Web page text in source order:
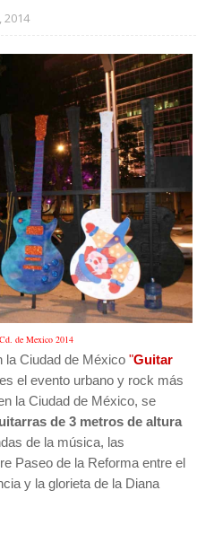
2014
de Mexico 2014
la Ciudad de México "Guitar
es el evento urbano y rock más
la Ciudad de México, se
de 3 metros de altura
de la música, las
Paseo de la Reforma entre el
y la glorieta de la Diana